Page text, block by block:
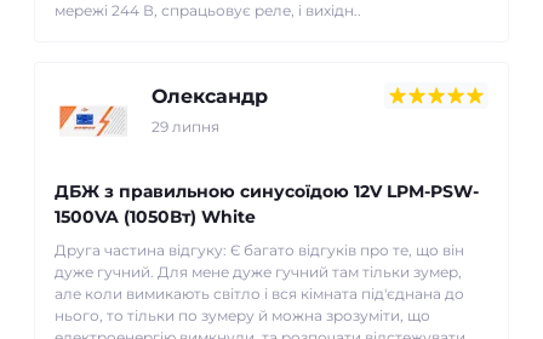
мережі 244 В, спрацьовує реле, і вихідн..
Олександр
29 липня
ДБЖ з правильною синусоїдою 12V LPM-PSW-
1500VA (1050Вт) White
Друга частина відгуку: Є багато відгуків про те, що він
дуже гучний. Для мене дуже гучний там тільки зумер,
але коли вимикають світло і вся кімната під'єднана до
нього, то тільки по зумеру й можна зрозуміти, що